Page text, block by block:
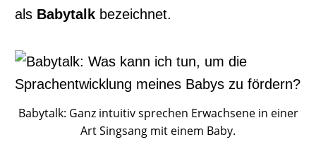
als Babytalkbezeichnet.
Babytalk: Ganz intuitiv sprechen Erwachsene in einer
Art Singsang mit einem Baby.